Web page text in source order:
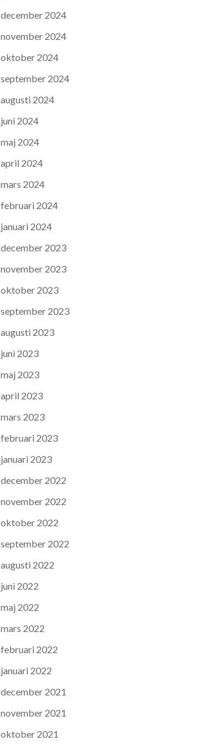
december 2024
november 2024
oktober 2024
september 2024
augusti 2024
juni 2024
maj 2024
april 2024
mars 2024
februari 2024
januari 2024
december 2023
november 2023
oktober 2023
september 2023
augusti 2023
juni 2023
maj 2023
april 2023
mars 2023
februari 2023
januari 2023
december 2022
november 2022
oktober 2022
september 2022
augusti 2022
juni 2022
maj 2022
mars 2022
februari 2022
januari 2022
december 2021
november 2021
oktober 2021